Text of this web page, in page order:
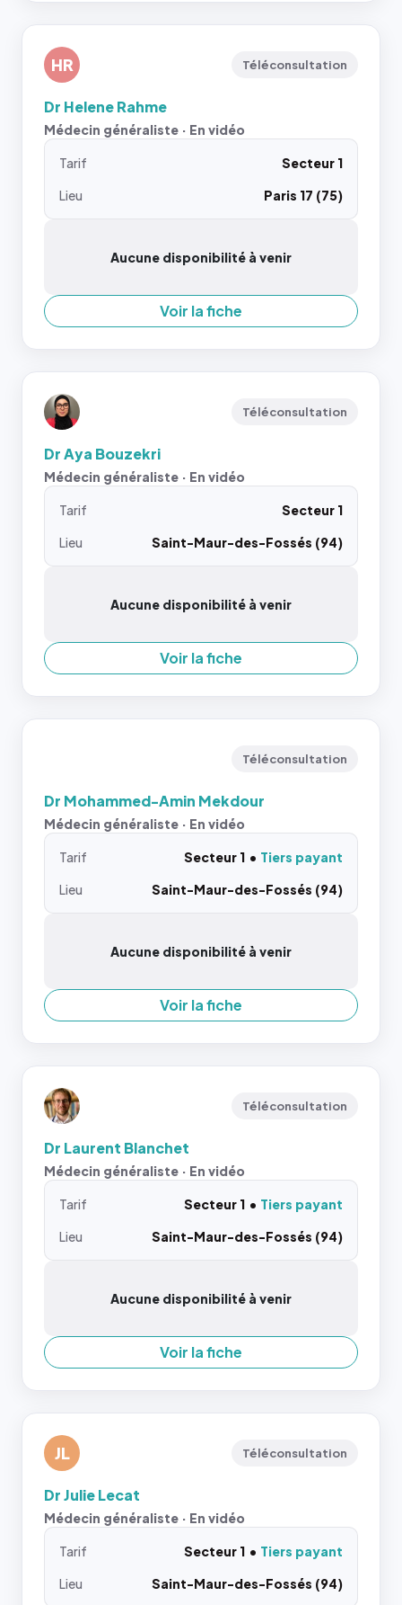
HR Téléconsultation
Dr Helene Rahme
Médecin généraliste · En vidéo
Tarif
Secteur 1
Lieu
Paris 17 (75)
Aucune disponibilité à venir
Voir la fiche
Téléconsultation
Dr Aya Bouzekri
Médecin généraliste · En vidéo
Tarif
Secteur 1
Lieu
Saint-Maur-des-Fossés (94)
Aucune disponibilité à venir
Voir la fiche
Téléconsultation
Dr Mohammed-Amin Mekdour
Médecin généraliste · En vidéo
Tarif Secteur 1
Tiers payant
Lieu
Saint-Maur-des-Fossés (94)
Aucune disponibilité à venir
Voir la fiche
Téléconsultation
Dr Laurent Blanchet
Médecin généraliste · En vidéo
Tarif Secteur 1
Tiers payant
Lieu
Saint-Maur-des-Fossés (94)
Aucune disponibilité à venir
Voir la fiche
JL Téléconsultation
Dr Julie Lecat
Médecin généraliste · En vidéo
Tarif Secteur 1
Tiers payant
Lieu
Saint-Maur-des-Fossés (94)